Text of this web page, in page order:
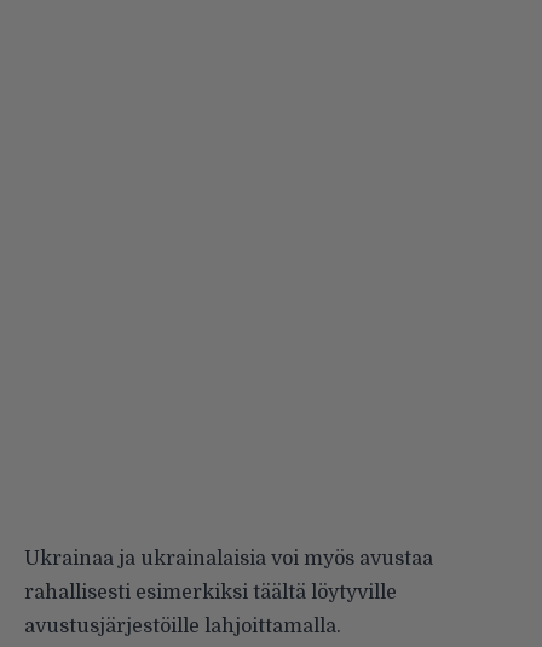
Ukrainaa ja ukrainalaisia voi myös avustaa
rahallisesti esimerkiksi täältä löytyville
avustusjärjestöille lahjoittamalla.